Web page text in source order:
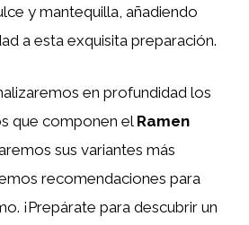
y mantequilla, añadiendo
a esta exquisita preparación.
en profundidad los
que componen el Ramen
sus variantes más
recomendaciones para
¡Prepárate para descubrir un